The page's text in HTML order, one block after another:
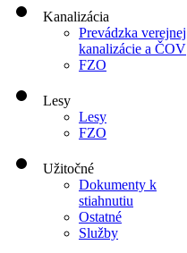
Kanalizácia
Prevádzka verejnej
kanalizácie a ČOV
FZO
Lesy
Lesy
FZO
Užitočné
Dokumenty k
stiahnutiu
Ostatné
Služby